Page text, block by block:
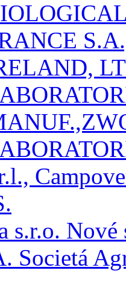
s.r.o.
Societá